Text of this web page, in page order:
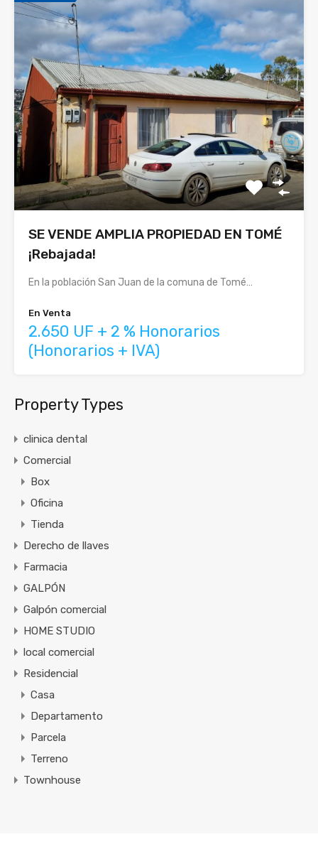
SE VENDE AMPLIA PROPIEDAD EN TOMÉ
¡Rebajada!
En la población San Juan de la comuna de Tomé…
En Venta
2.650 UF + 2 % Honorarios
(Honorarios + IVA)
Property Types
clinica dental
Comercial
Box
Oficina
Tienda
Derecho de llaves
Farmacia
GALPÓN
Galpón comercial
HOME STUDIO
local comercial
Residencial
Casa
Departamento
Parcela
Terreno
Townhouse